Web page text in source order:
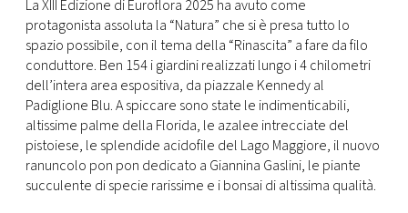
La XIII Edizione di Euroflora 2025 ha avuto come
protagonista assoluta la “Natura” che si è presa tutto lo
spazio possibile, con il tema della “Rinascita” a fare da filo
conduttore. Ben 154 i giardini realizzati lungo i 4 chilometri
dell’intera area espositiva, da piazzale Kennedy al
Padiglione Blu. A spiccare sono state le indimenticabili,
altissime palme della Florida, le azalee intrecciate del
pistoiese, le splendide acidofile del Lago Maggiore, il nuovo
ranuncolo pon pon dedicato a Giannina Gaslini, le piante
succulente di specie rarissime e i bonsai di altissima qualità.